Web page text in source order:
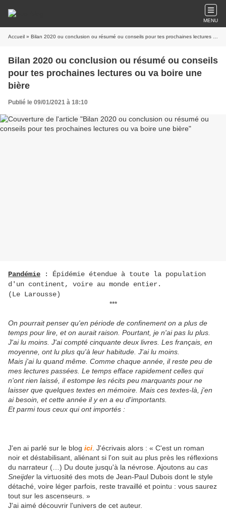
MENU
Accueil » Bilan 2020 ou conclusion ou résumé ou conseils pour tes prochaines lectures ou va boire une bière
Bilan 2020 ou conclusion ou résumé ou conseils
pour tes prochaines lectures ou va boire une
bière
Publié le 09/01/2021 à 18:10
Pandémie : Épidémie étendue à toute la population
d'un continent, voire au monde entier.
(Le Larousse)
***
On pourrait penser qu'en période de confinement on a plus de
temps pour lire, et on aurait raison. Pourtant, je n'ai pas lu plus.
J'ai lu moins. J'ai compté cinquante deux livres. Les français, en
moyenne, ont lu plus qu'à leur habitude. J'ai lu moins.
Mais j'ai lu quand même. Comme chaque année, il reste peu de
mes lectures passées. Le temps efface rapidement celles qui
n'ont rien laissé, il estompe les récits peu marquants pour ne
laisser que quelques textes en mémoire. Mais ces textes-là, j'en
ai besoin, et cette année il y en a eu d'importants.
Et parmi tous ceux qui ont importés :
J'en ai parlé sur le blog ici . J'écrivais alors : « C'est un roman
noir et déstabilisant, aliénant si l'on suit au plus près les réflexions
du narrateur (…) Du doute jusqu'à la névrose. Ajoutons au cas
Sneijder la virtuosité des mots de Jean-Paul Dubois dont le style
détaché, voire léger parfois, reste travaillé et pointu : vous saurez
tout sur les ascenseurs. »
J'ai aimé découvrir l'univers de cet auteur.